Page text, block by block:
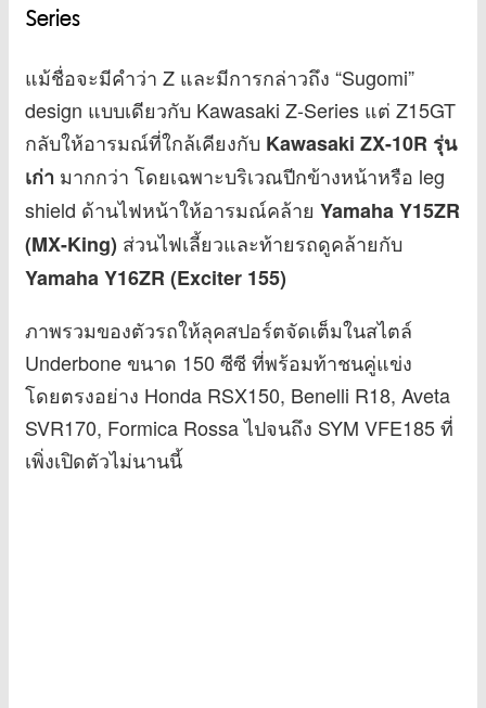
Series
แม้ชื่อจะมีคำว่า Z และมีการกล่าวถึง “Sugomi”
design แบบเดียวกับ Kawasaki Z-Series แต่ Z15GT
กลับให้อารมณ์ที่ใกล้เคียงกับ Kawasaki ZX-10R รุ่น
เก่า มากกว่า โดยเฉพาะบริเวณปีกข้างหน้าหรือ leg
shield ด้านไฟหน้าให้อารมณ์คล้าย Yamaha Y15ZR
(MX-King) ส่วนไฟเลี้ยวและท้ายรถดูคล้ายกับ
Yamaha Y16ZR (Exciter 155)
ภาพรวมของตัวรถให้ลุคสปอร์ตจัดเต็มในสไตล์
Underbone ขนาด 150 ซีซี ที่พร้อมท้าชนคู่แข่ง
โดยตรงอย่าง Honda RSX150, Benelli R18, Aveta
SVR170, Formica Rossa ไปจนถึง SYM VFE185 ที่
เพิ่งเปิดตัวไม่นานนี้